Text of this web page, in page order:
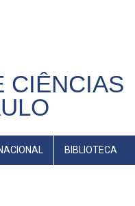
CIÊNCIAS
BIBLIOTECA